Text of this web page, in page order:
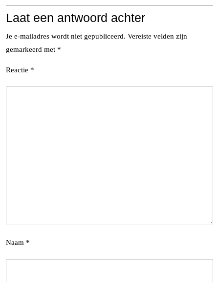
Laat een antwoord achter
Je e-mailadres wordt niet gepubliceerd. Vereiste velden zijn
gemarkeerd met *
Reactie *
Naam *